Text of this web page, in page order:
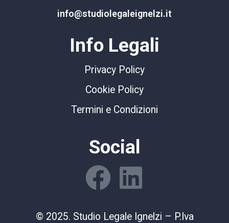
info@studiolegaleignelzi.it
Info Legali
Privacy Policy
Cookie Policy
Termini e Condizioni
Social
© 2025. Studio Legale Ignelzi – P.Iva